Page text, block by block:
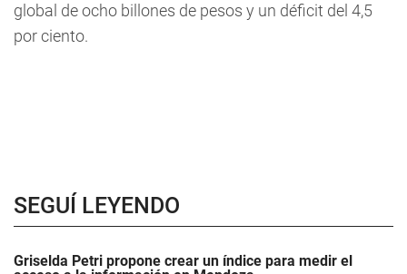
global de ocho billones de pesos y un déficit del 4,5
por ciento.
SEGUÍ LEYENDO
Griselda Petri propone crear un índice para medir el